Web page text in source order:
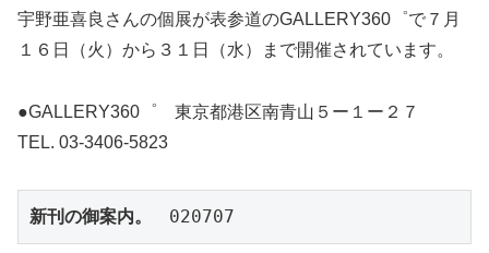
宇野亜喜良さんの個展が表参道のGALLERY360゜で７月
１６日（火）から３１日（水）まで開催されています。
●GALLERY360゜ 東京都港区南青山５ー１ー２７
TEL. 03-3406-5823
新刊の御案内。 020707